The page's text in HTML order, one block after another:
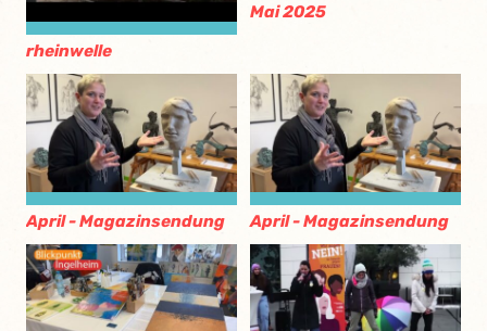
rheinwelle
Mai 2025
April - Magazinsendung April - Magazinsendung